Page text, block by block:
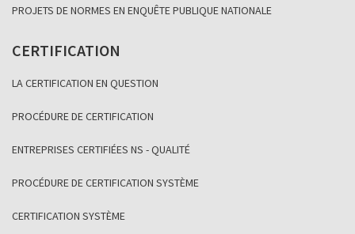
PROJETS DE NORMES EN ENQUÊTE PUBLIQUE NATIONALE
CERTIFICATION
LA CERTIFICATION EN QUESTION
PROCÉDURE DE CERTIFICATION
ENTREPRISES CERTIFIÉES NS - QUALITÉ
PROCÉDURE DE CERTIFICATION SYSTÈME
CERTIFICATION SYSTÈME